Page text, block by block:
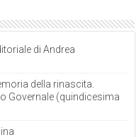
di Andrea
della rinascita.
Governale (quindicesima